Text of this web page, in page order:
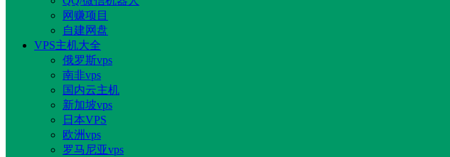
网赚项目
自建网盘
VPS主机大全
俄罗斯vps
南非vps
国内云主机
新加坡vps
日本VPS
欧洲vps
罗马尼亚vps